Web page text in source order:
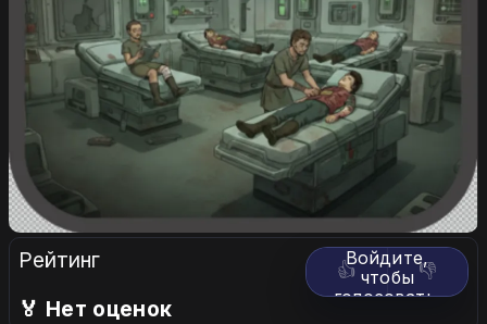
Рейтинг 👍 👎
Войдите,
чтобы
голосовать.
🏅 Нет оценок